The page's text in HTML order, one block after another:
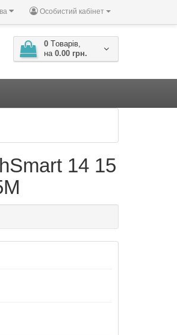
Особистий кабінет
0 Tоварів,
на 0.00 грн.
14 15